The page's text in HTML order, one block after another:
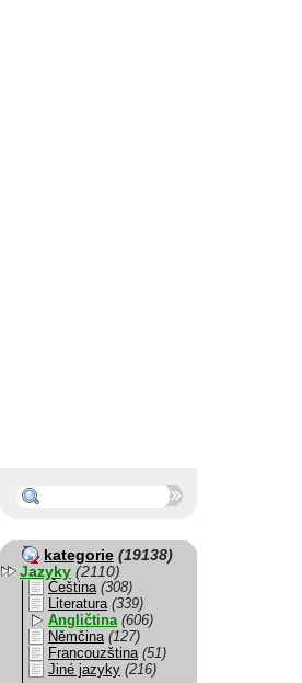
kategorie (19138)
Jazyky (2110)
Čeština (308)
Literatura (339)
Angličtina (606)
Němčina (127)
Francouzština (51)
Jiné jazyky (216)